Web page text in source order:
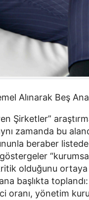
Alınarak Beş
zamanda bu
beraber
olduğunu
başlıkta toplandı:
oranı, yönetim